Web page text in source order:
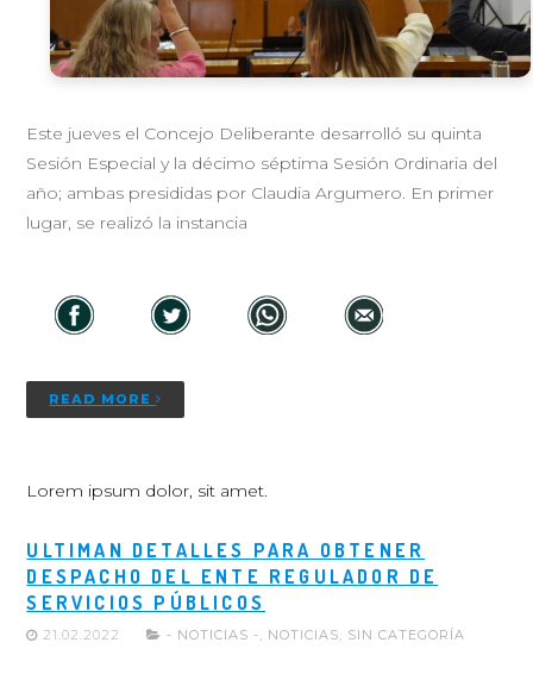
Este jueves el Concejo Deliberante desarrolló su quinta
Sesión Especial y la décimo séptima Sesión Ordinaria del
año; ambas presididas por Claudia Argumero. En primer
lugar, se realizó la instancia
READ MORE
Lorem ipsum dolor, sit amet.
ULTIMAN DETALLES PARA OBTENER
DESPACHO DEL ENTE REGULADOR DE
SERVICIOS PÚBLICOS
21.02.2022 - NOTICIAS -, NOTICIAS, SIN CATEGORÍA